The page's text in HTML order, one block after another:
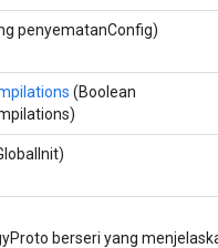
penyematanConfig)
(Boolean
berseri yang